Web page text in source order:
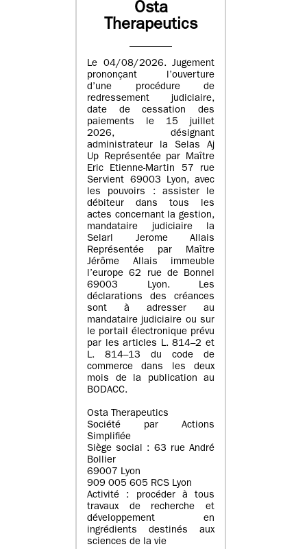
Osta
Therapeutics
Le 04/08/2026. Jugement
prononçant l’ouverture
d’une procédure de
redressement judiciaire,
date de cessation des
paiements le 15 juillet
2026, désignant
administrateur la Selas Aj
Up Représentée par Maître
Eric Etienne-Martin 57 rue
Servient 69003 Lyon, avec
les pouvoirs : assister le
débiteur dans tous les
actes concernant la gestion,
mandataire judiciaire la
Selarl Jerome Allais
Représentée par Maître
Jérôme Allais immeuble
l’europe 62 rue de Bonnel
69003 Lyon. Les
déclarations des créances
sont à adresser au
mandataire judiciaire ou sur
le portail électronique prévu
par les articles L. 814–2 et
L. 814–13 du code de
commerce dans les deux
mois de la publication au
BODACC.
Osta Therapeutics
Société par Actions
Simplifiée
Siège social : 63 rue André
Bollier
69007 Lyon
909 005 605 RCS Lyon
Activité : procéder à tous
travaux de recherche et
développement en
ingrédients destinés aux
sciences de la vie